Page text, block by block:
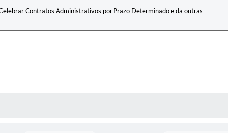
Contratos Administrativos por Prazo Determinado e da outras